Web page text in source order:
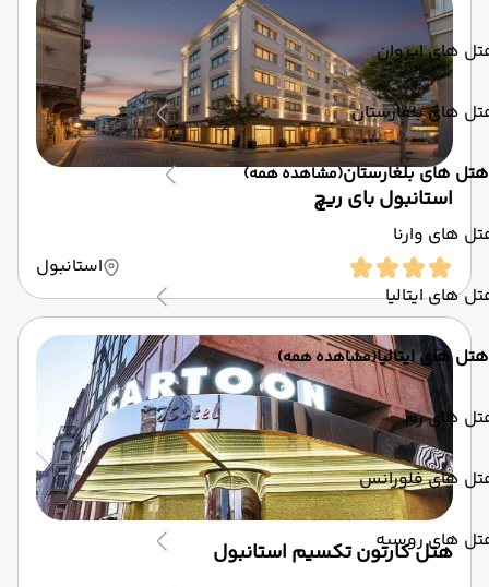
های ایروان
های بلغارستان
هتل های بلغارستان(مشاهده همه)
های وارنا
های ایتالیا
هتل های ایتالیا(مشاهده همه)
های رم
های فلورانس
های روسیه
استانبول بای ریچ
استانبول
هتل کارتون تکسیم استانبول